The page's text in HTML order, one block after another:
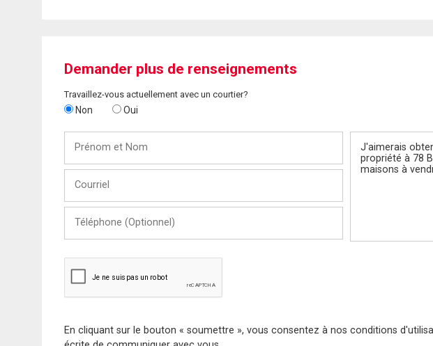
Demander plus de renseignements
Travaillez-vous actuellement avec un courtier?
Non Oui
Nom
(Optionnel)
En cliquant sur le bouton « soumettre », vous consentez à nos conditions